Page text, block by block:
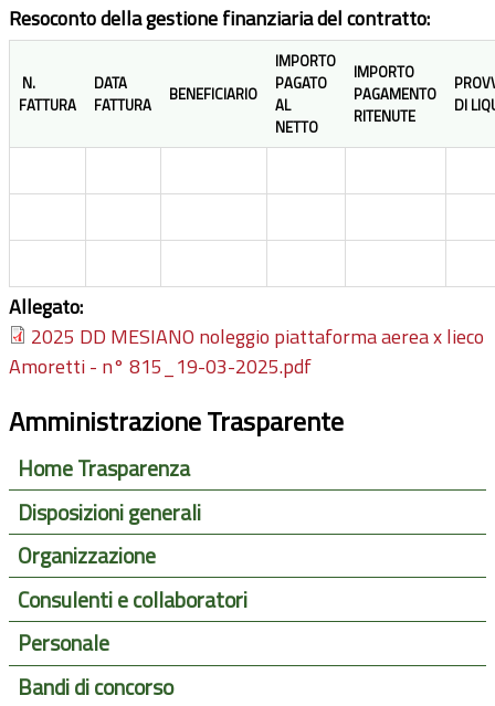
Resoconto della gestione finanziaria del contratto:
N.
FATTURA
DATA
FATTURA
BENEFICIARIO
IMPORTO
PAGATO
AL
NETTO
IMPORTO
PAGAMENTO
RITENUTE
DI
Allegato:
2025 DD MESIANO noleggio piattaforma aerea x lieco
Amoretti - n° 815_19-03-2025.pdf
Amministrazione Trasparente
Home Trasparenza
Disposizioni generali
Organizzazione
Consulenti e collaboratori
Personale
Bandi di concorso